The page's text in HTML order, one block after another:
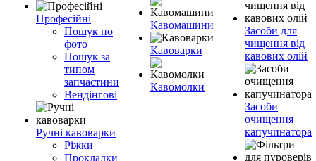
Професійні
Пошук по
фото
Пошук за
типом
запчастини
Вендінгові
Ручні кавоварки
Ріжки
Прокладки
Кавомашини
Кавоварки
Кавомолки
Засоби для
чищення від
кавових олій
Засоби
очищення
капучинатора